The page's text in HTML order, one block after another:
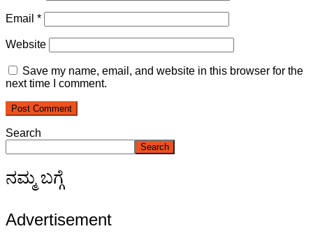
Email *
Website
Save my name, email, and website in this browser for the
next time I comment.
Search
Search
ನಮ್ಮ ಬಗ್ಗೆ
Advertisement